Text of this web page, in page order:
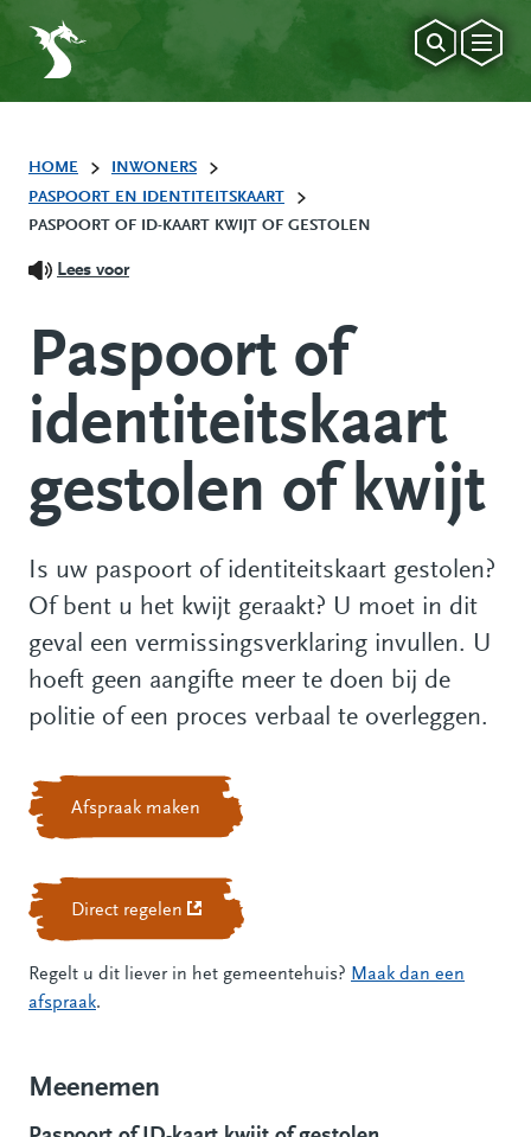
HOME
INWONERS
PASPOORT EN IDENTITEITSKAART
PASPOORT OF ID-KAART KWIJT OF GESTOLEN
Lees voor
Paspoort of
identiteitskaart
gestolen of kwijt
Is uw paspoort of identiteitskaart gestolen?
Of bent u het kwijt geraakt? U moet in dit
geval een vermissingsverklaring invullen. U
hoeft geen aangifte meer te doen bij de
politie of een proces verbaal te overleggen.
Afspraak maken
Direct regelen (Deze link gaat naar een andere website)
Regelt u dit liever in het gemeentehuis? Maak dan een
afspraak.
Meenemen